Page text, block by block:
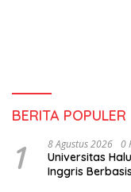
BERITA POPULER
1 8 Agustus 2026 0
Universitas
Inggris